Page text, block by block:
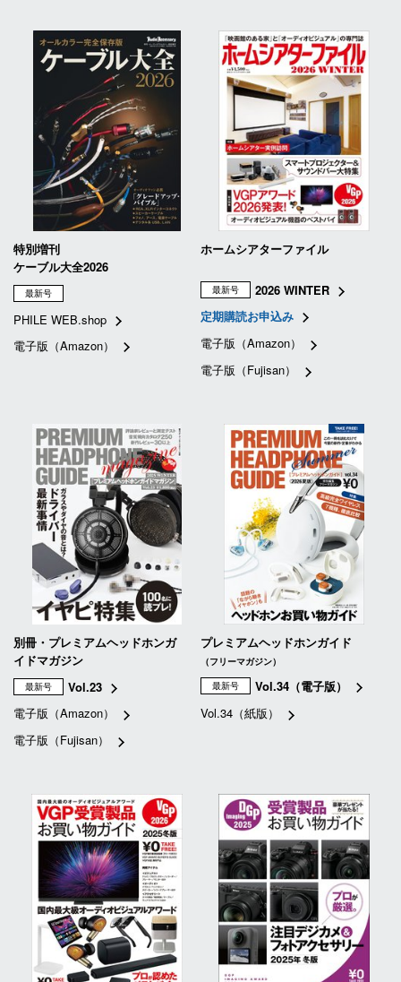
特別増刊
ケーブル大全2026
最新号
PHILE WEB.shop
電子版（Amazon）
ホームシアターファイル
最新号
2026 WINTER
定期購読お申込み
電子版（Amazon）
電子版（Fujisan）
別冊・プレミアムヘッドホンガ
イドマガジン
最新号
Vol.23
電子版（Amazon）
電子版（Fujisan）
プレミアムヘッドホンガイド
（フリーマガジン）
最新号
Vol.34（電子版）
Vol.34（紙版）